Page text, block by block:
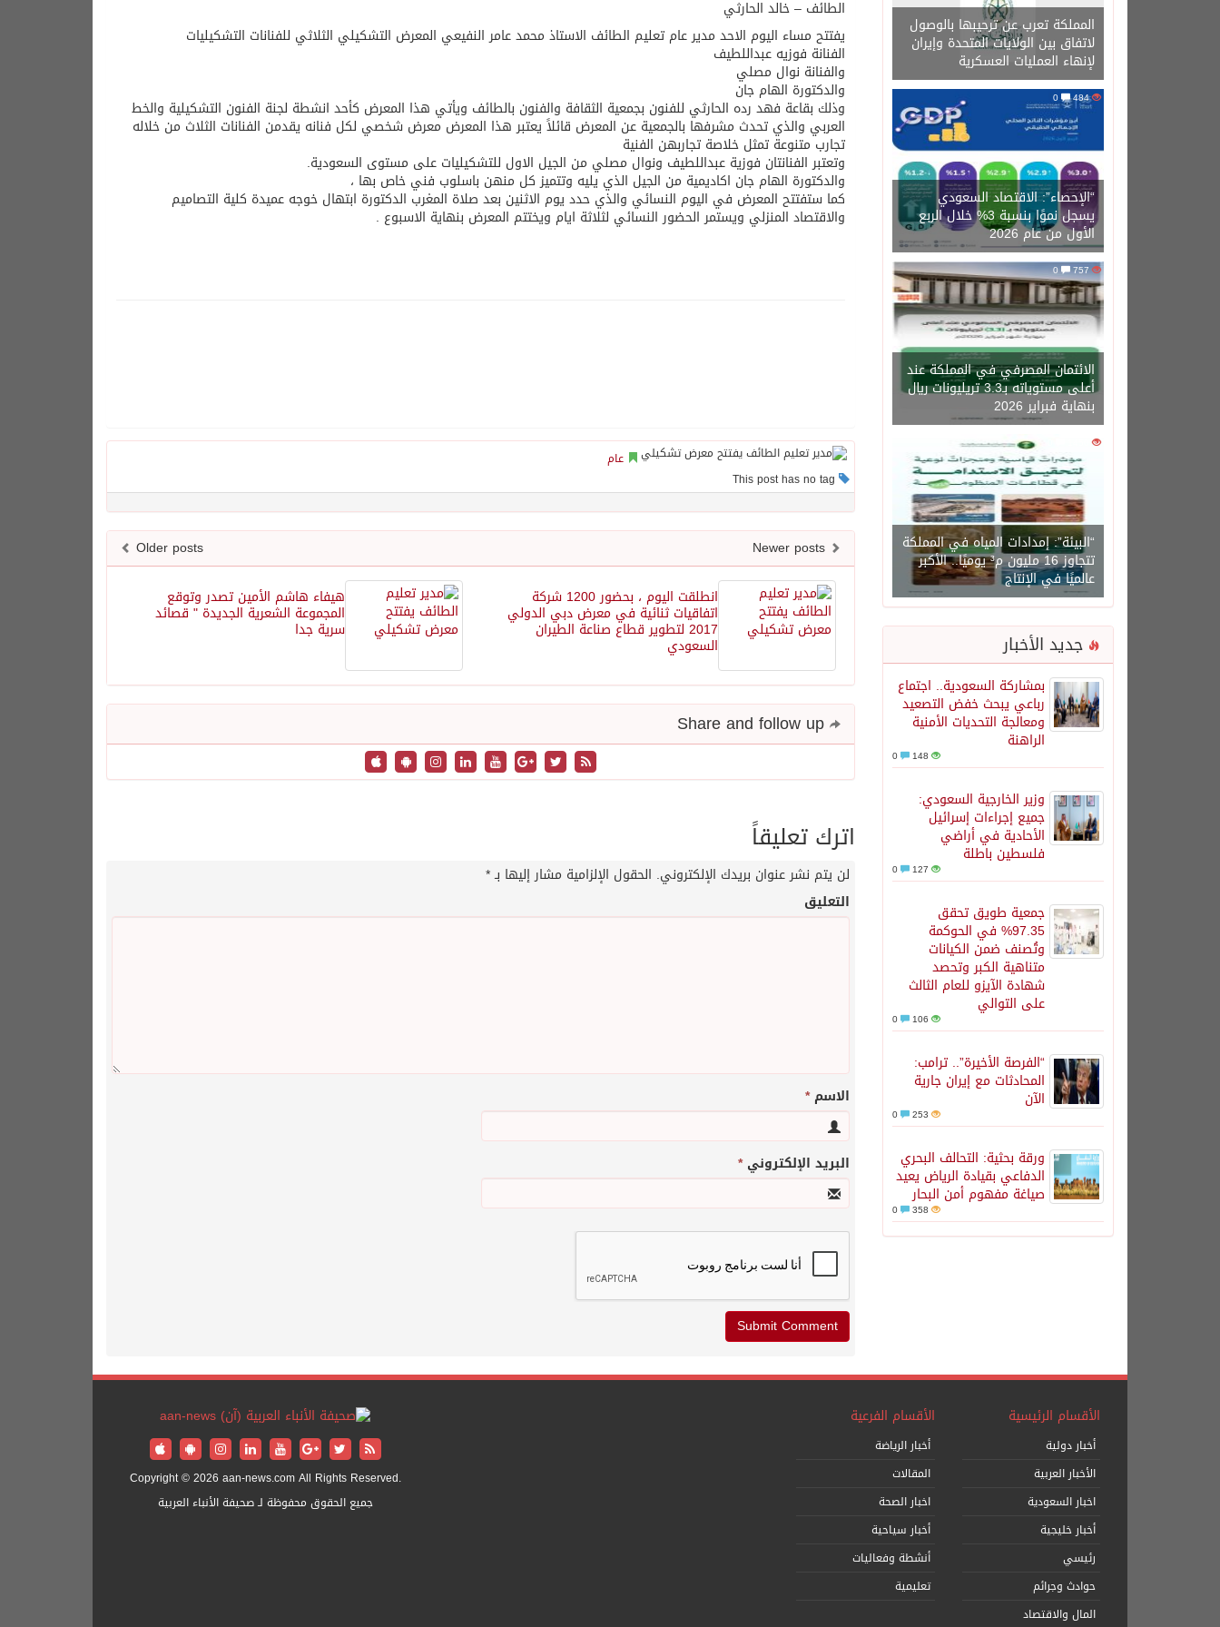
المملكة تعرب عن ترحيبها بالوصول
لاتفاق بين الولايات المتحدة وإيران
لإنهاء العمليات العسكرية
484
“الإحصاء”: الاقتصاد السعودي
يسجل نموًا بنسبة 3% خلال الربع
الأول من عام 2026
757
0
الائتمان المصرفي في المملكة عند
أعلى مستوياته بـ3.3 تريليونات ريال
بنهاية فبراير 2026
1450
“البيئة”: إمدادات المياه في المملكة
تتجاوز 16 مليون م³ يوميًا.. الأكبر
عالميًا في الإنتاج
جديد الأخبار
بمشاركة السعودية.. اجتماع
رباعي يبحث خفض التصعيد
ومعالجة التحديات الأمنية
الراهنة
148
وزير الخارجية السعودي:
جميع إجراءات إسرائيل
الأحادية في أراضي
فلسطين باطلة
127
جمعية طويق تحقق
97.35% في الحوكمة
وتُصنف ضمن الكيانات
متناهية الكبر وتحصد
شهادة الآيزو للعام الثالث
على التوالي
106
“الفرصة الأخيرة”.. ترامب:
المحادثات مع إيران جارية
الآن
253
ورقة بحثية: التحالف البحري
الدفاعي بقيادة الرياض يعيد
صياغة مفهوم أمن البحار
358
الطائف – خالد الحارثي
يفتتح مساء اليوم الاحد مدير عام تعليم الطائف الاستاذ محمد عامر النفيعي المعرض التشكيلي الثلاثي للفنانات التشكيليات
الفنانة فوزيه عبداللطيف
والفنانة نوال مصلي
والدكتورة الهام جان
وذلك بقاعة فهد رده الحارثي للفنون بجمعية الثقافة والفنون بالطائف ويأتي هذا المعرض كأحد انشطة لجنة الفنون التشكيلية والخط
العربي والذي تحدث مشرفها بالجمعية عن المعرض قائلاً يعتبر هذا المعرض معرض شخصي لكل فنانه يقدمن الفنانات الثلاث من خلاله
تجارب متنوعة تمثل خلاصة تجاربهن الفنية
وتعتبر الفنانتان فوزية عبداللطيف ونوال مصلي من الجيل الاول للتشكيليات على مستوى السعودية.
والدكتورة الهام جان اكاديمية من الجيل الذي يليه وتتميز كل منهن باسلوب فني خاص بها ،
كما ستفتتح المعرض في اليوم النسائي والذي حدد يوم الاثنين بعد صلاة المغرب الدكتورة ابتهال خوجه عميدة كلية التصاميم
والاقتصاد المنزلي ويستمر الحضور النسائي لثلاثة ايام ويختتم المعرض بنهاية الاسبوع .
عام
Older posts
هيفاء هاشم الأمين تصدر وتوقع
المجموعة الشعرية الجديدة " قصائد
سرية جدا
انطلقت اليوم ، بحضور 1200 شركة
اتفاقيات ثنائية في معرض دبي الدولي
2017 لتطوير قطاع صناعة الطيران
السعودي
اترك تعليقاً
لن يتم نشر عنوان بريدك الإلكتروني. الحقول الإلزامية مشار إليها بـ*
التعليق
الاسم*
البريد الإلكتروني*
الأقسام الرئيسية
أخبار دولية
الأخبار العربية
اخبار السعودية
أخبار خليجية
رئيسي
حوادث وجرائم
المال والاقتصاد
الأقسام الفرعية
أخبار الرياضة
المقالات
اخبار الصحة
أخبار سياحية
أنشطة وفعاليات
تعليمية
Copyright © 2026 aan-news.com All Rights Reserved.
جميع الحقوق محفوظة لـ صحيفة الأنباء العربية